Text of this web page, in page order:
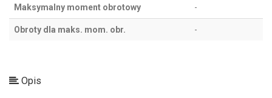
Maksymalny moment obrotowy -
Obroty dla maks. mom. obr. -
Opis